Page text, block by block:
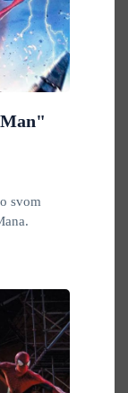
svom